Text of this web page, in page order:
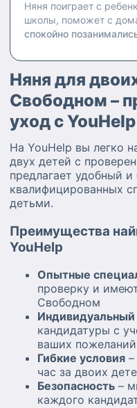
Няня поиграет с
школы, поможет с
спокойно
Няня для
Свободном –
уход с YouHelp
На YouHelp вы легко
двух детей с
предлагает удобный
квалифицированных
детьми.
Преимущества
YouHelp
Опытные
проверку и
Свободном
кандидатуры с
ваших пожеланий
Гибкие условия
час за двоих
Безопасность –
каждого